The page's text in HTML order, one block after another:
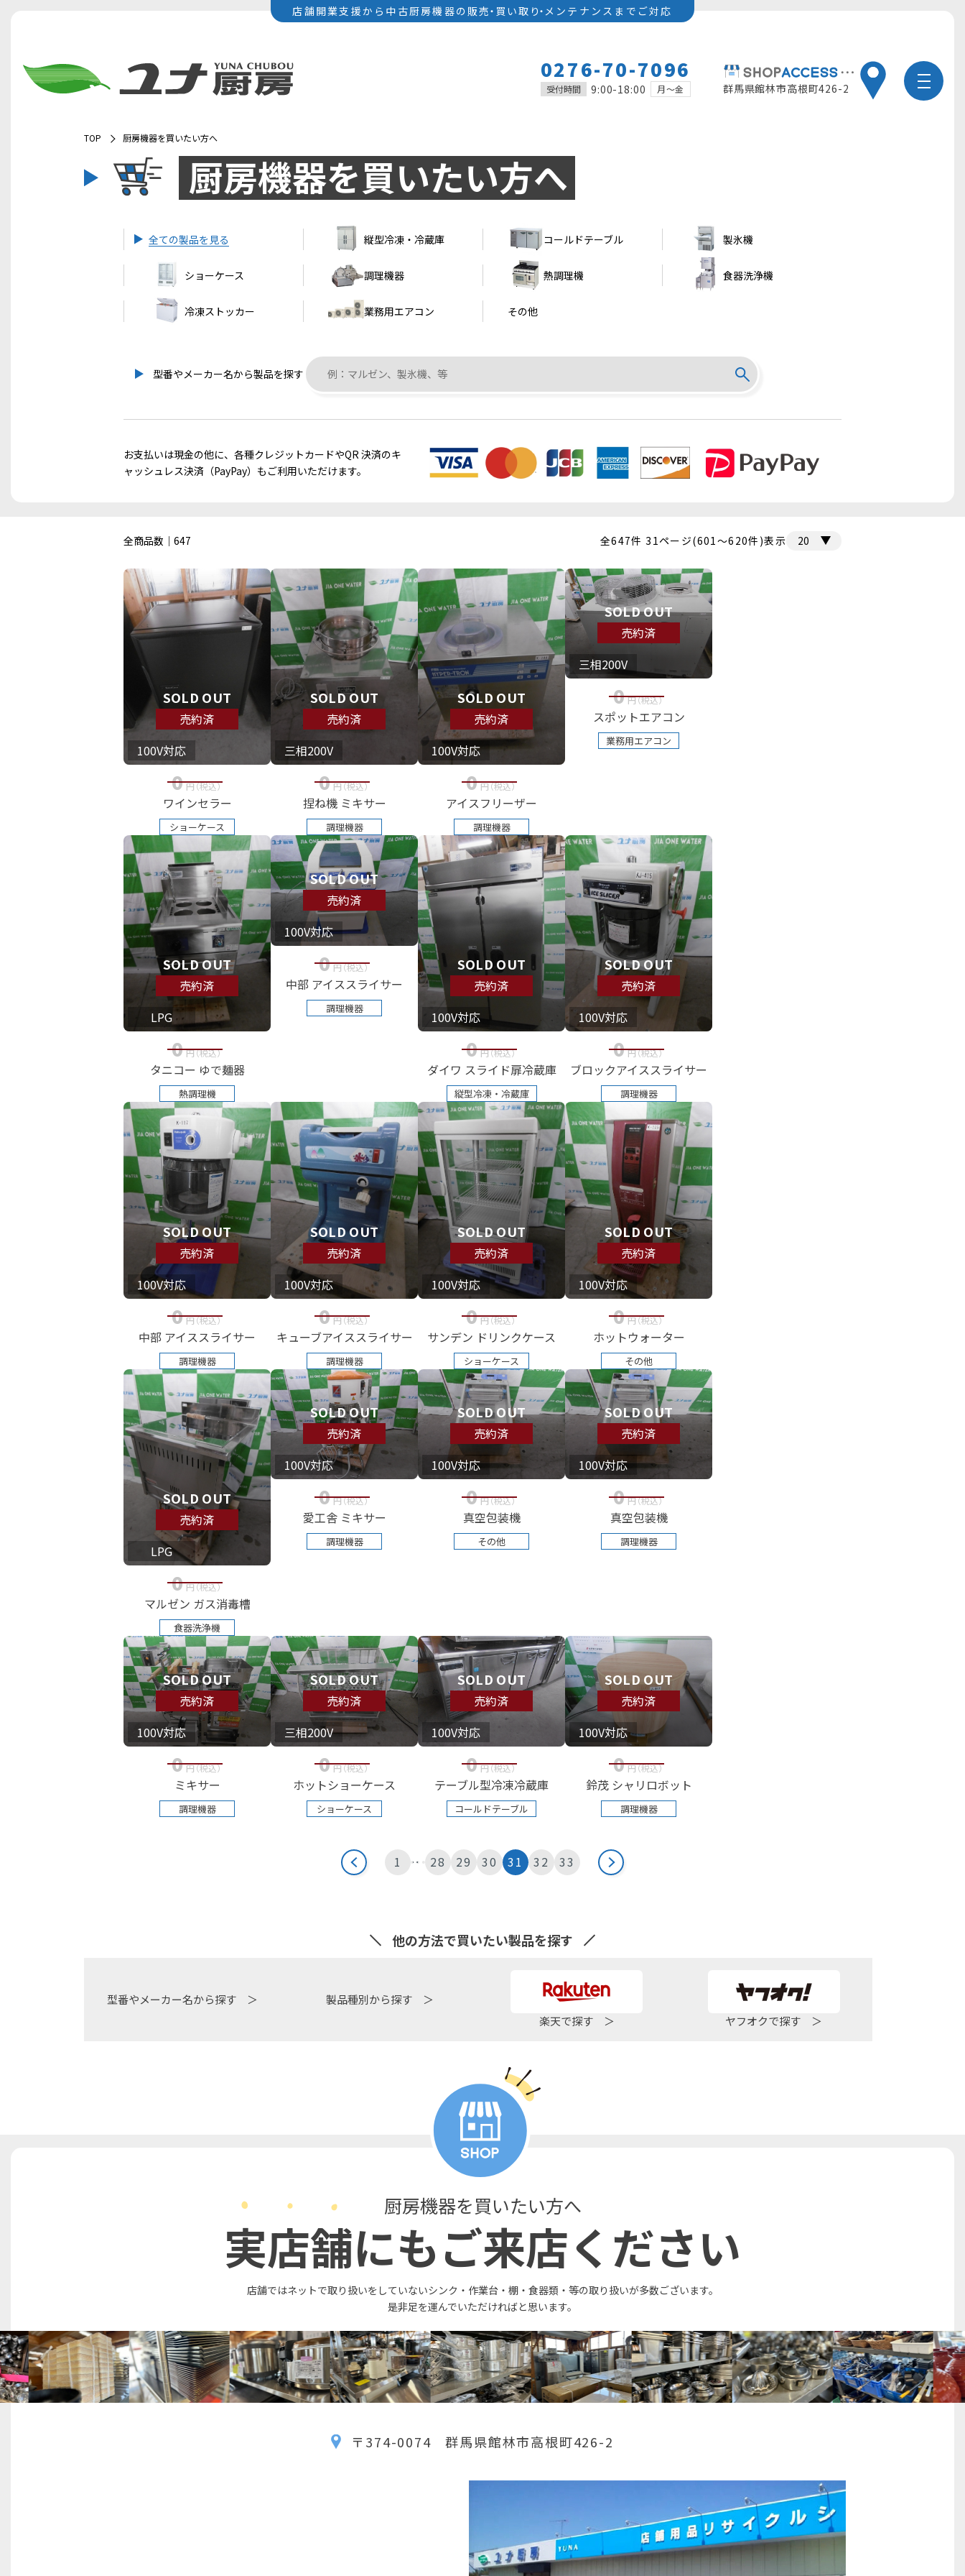
店舗開業支援から中古厨房機器の 販売・ 買い取 り・メンテナンスまでご対応
0276-70-7096
受付時間 9:00-18:00 月～金 群馬県館林市高根町426-2
TOP 厨房機器を買いたい方へ
厨房機器を買いたい方へ
全ての製品を見る 縦型冷凍・冷蔵庫 コールドテーブル 製氷機
ショーケース 調理機器 熱調理機 食器洗浄機
冷凍ストッカー 業務用エアコン その他
型番やメーカー名から製品を探す
お支払いは現金の他に、各種クレジットカードやQR 決済のキ
ャッシュレス決済（PayPay）もご利用いただけます。
全商品数｜647 全647件 31ページ(601～620件)表示
SOLD OUT
売約済
100V対応
0 円（税込）
ワインセラー
ショーケース
SOLD OUT
売約済
三相200V
0 円（税込）
捏ね機 ミキサー
調理機器
SOLD OUT
売約済
100V対応
0 円（税込）
アイスフリーザー
調理機器
SOLD OUT
売約済
三相200V
0 円（税込）
スポットエアコン
業務用エアコン
SOLD OUT
売約済
LPG
0 円（税込）
タニコー ゆで麺器
熱調理機
SOLD OUT
売約済
100V対応
0 円（税込）
中部 アイススライサー
調理機器
SOLD OUT
売約済
100V対応
0 円（税込）
ダイワ スライド扉冷蔵庫
縦型冷凍・冷蔵庫
SOLD OUT
売約済
100V対応
0 円（税込）
ブロックアイススライサー
調理機器
SOLD OUT
売約済
100V対応
0 円（税込）
中部 アイススライサー
調理機器
SOLD OUT
売約済
100V対応
0 円（税込）
キューブアイススライサー
調理機器
SOLD OUT
売約済
100V対応
0 円（税込）
サンデン ドリンクケース
ショーケース
SOLD OUT
売約済
100V対応
0 円（税込）
ホットウォーター
その他
SOLD OUT
売約済
LPG
0 円（税込）
マルゼン ガス消毒槽
食器洗浄機
SOLD OUT
売約済
100V対応
0 円（税込）
愛工舎 ミキサー
調理機器
SOLD OUT
売約済
100V対応
0 円（税込）
真空包装機
その他
SOLD OUT
売約済
100V対応
0 円（税込）
真空包装機
調理機器
SOLD OUT
売約済
100V対応
0 円（税込）
ミキサー
調理機器
SOLD OUT
売約済
三相200V
0 円（税込）
ホットショーケース
ショーケース
SOLD OUT
売約済
100V対応
0 円（税込）
テーブル型冷凍冷蔵庫
コールドテーブル
SOLD OUT
売約済
100V対応
0 円（税込）
鈴茂 シャリロボット
調理機器
ー
1 … 28 29 30 31 32 33
他の方法で買いたい製品を探す
型番やメーカー名から探す ＞
製品種別から探す ＞
楽天で探す ＞
ヤフオクで探す ＞
厨房機器を買いたい方へ
実店舗にもご来店ください
店舗ではネットで取り扱いをしていないシンク・作業台・棚・食器類・等の取り扱いが多数ございます。
是非足を運んでいただければと思います。
〒374-0074 群馬県館林市高根町426-2